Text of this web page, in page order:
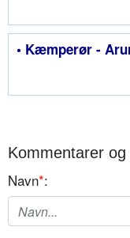
• Kæmperør -
Kommentarer
Navn*: